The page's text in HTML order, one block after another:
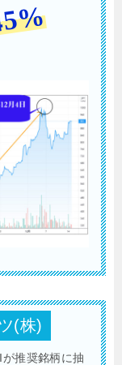
(株)
推奨銘柄に抽